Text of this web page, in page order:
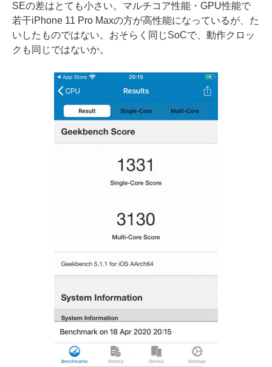
SEの差はとても小さい。マルチコア性能・GPU性能で
若干iPhone 11 Pro Maxの方が高性能になっているが、た
いしたものではない。おそらく同じSoCで、動作クロッ
クも同じではないか。